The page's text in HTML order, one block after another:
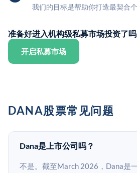
我们的目标是帮助你打造最契合
准备好进入机构级私募市场投资了吗
开启私募市场
DANA股票常见问题
Dana是上市公司吗？
不是。截至March 2026，Dana是